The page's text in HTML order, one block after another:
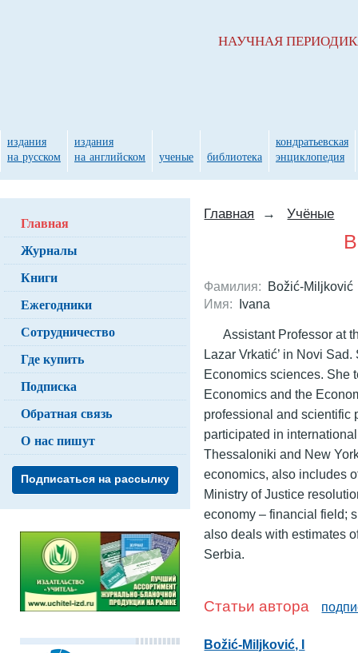
Главная → Учёные
Фамилия: Božić-Miljković
Имя: Ivana
Assistant Professor at
Lazar Vrkatić’ in Novi
Economics sciences. She
Economics and the
professional and scientific
participated in
Thessaloniki and New
economics, also includes
Ministry of Justice
economy – financial field;
also deals with estimates
Serbia.
Статьи автора
Božić-Miljković, I
Главная
Журналы
Книги
Ежегодники
Сотрудничество
Где купить
Подписка
Обратная связь
О нас пишут
Подписаться на рассылку
НАУЧНАЯ
издания
на русском
издания
на английском
ученые библиотека
кондратьевская
энциклопедия